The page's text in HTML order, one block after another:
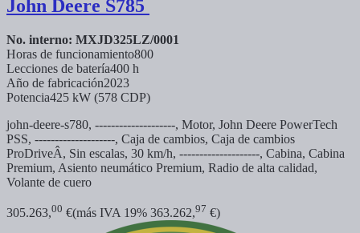
John Deere S785
No. interno: MXJD325LZ/0001
Horas de funcionamiento800
Lecciones de batería400 h
Año de fabricación2023
Potencia425 kW (578 CDP)
john-deere-s780, --------------------, Motor, John Deere PowerTech
PSS, --------------------, Caja de cambios, Caja de cambios
ProDriveÂ, Sin escalas, 30 km/h, --------------------, Cabina, Cabina
Premium, Asiento neumático Premium, Radio de alta calidad,
Volante de cuero
305.263,00 €(más IVA 19% 363.262,97 €)